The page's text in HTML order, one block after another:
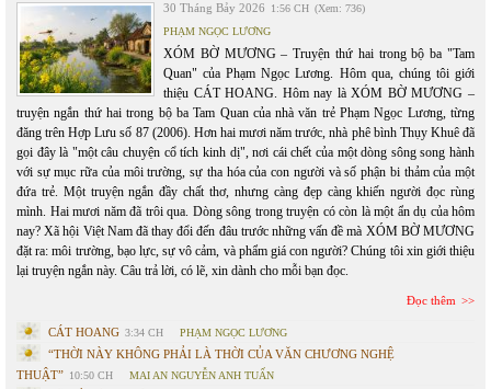
30 Tháng Bảy 2026 1:56 CH (Xem: 736)
PHẠM NGỌC LƯƠNG
XÓM BỜ MƯƠNG – Truyện thứ hai trong bộ ba "Tam
Quan" của Phạm Ngọc Lương. Hôm qua, chúng tôi giới
thiệu CÁT HOANG. Hôm nay là XÓM BỜ MƯƠNG –
truyện ngắn thứ hai trong bộ ba Tam Quan của nhà văn trẻ Phạm Ngọc Lương, từng
đăng trên Hợp Lưu số 87 (2006). Hơn hai mươi năm trước, nhà phê bình Thụy Khuê đã
gọi đây là "một câu chuyện cổ tích kinh dị", nơi cái chết của một dòng sông song hành
với sự mục rữa của môi trường, sự tha hóa của con người và số phận bi thảm của một
đứa trẻ. Một truyện ngắn đầy chất thơ, nhưng càng đẹp càng khiến người đọc rùng
mình. Hai mươi năm đã trôi qua. Dòng sông trong truyện có còn là một ẩn dụ của hôm
nay? Xã hội Việt Nam đã thay đổi đến đâu trước những vấn đề mà XÓM BỜ MƯƠNG
đặt ra: môi trường, bạo lực, sự vô cảm, và phẩm giá con người? Chúng tôi xin giới thiệu
lại truyện ngắn này. Câu trả lời, có lẽ, xin dành cho mỗi bạn đọc.
Đọc thêm
CÁT HOANG 3:34 CH PHẠM NGỌC LƯƠNG
“THỜI NÀY KHÔNG PHẢI LÀ THỜI CỦA VĂN CHƯƠNG NGHỆ
THUẬT” 10:50 CH MAI AN NGUYỄN ANH TUẤN